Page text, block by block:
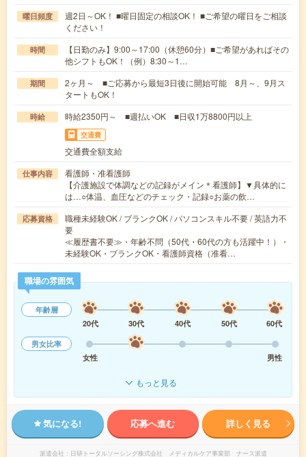
曜日頻度
週2日～OK！ ■曜日固定の相談OK！ ■ご希望の曜日をご相談
ください！
時間
【日勤のみ】9:00～17:00（休憩60分）■ご希望があればその
他シフトもOK！（例）8:30～1…
期間
2ヶ月～ ■ご応募から最短3日後に開始可能 8月～、9月ス
タートもOK！
時給 時給2350円～ ■週払いOK ■日収1万8800円以上
交通費
交通費全額支給
仕事内容
看護師・准看護師
【介護施設で体調などの記録がメイン＊看護師】▼具体的に
は…○体温、血圧などのチェック・記録○お薬の飲…
応募資格
職種未経験OK / ブランクOK / パソコンスキル不要 / 英語力不
要
≪履歴書不要≫・年齢不問（50代・60代の方も活躍中！）・
未経験OK・ブランクOK・看護師資格（准看…
職場の雰囲気
年齢層
20代
30代 40代 50代
60代
男女比率
女性
男性
もっと見る
気になる! 応募へ進む 詳しく見る
派遣会社 日研トータルソーシング株式会社 メディカルケア事業部 ナース派遣